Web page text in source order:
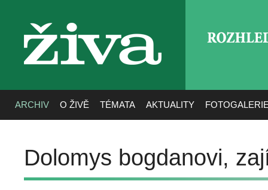
živa
ARCHIV O ŽIVĚ TÉMATA AKTUALITY
Dolomys bogdanovi,